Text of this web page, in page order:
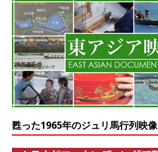
甦った1965年のジュリ馬行列映像